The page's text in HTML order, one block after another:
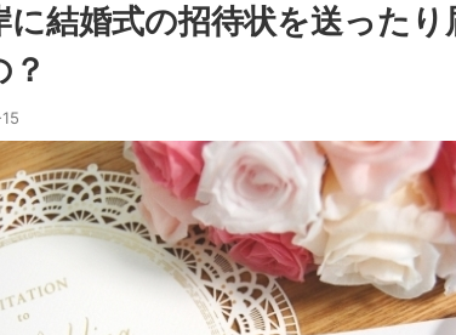
に結婚式の招待状を送った